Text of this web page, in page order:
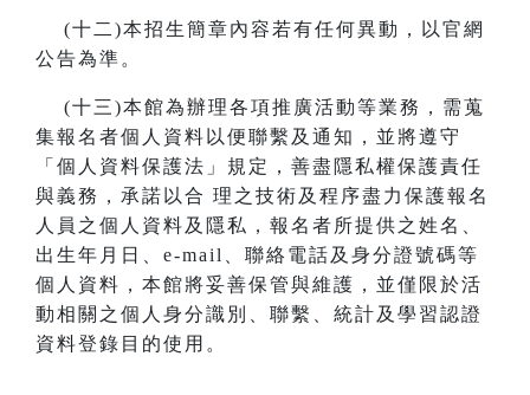
(十二)本招生簡章內容若有任何異動 ，
以官網
公告為準。
(十三)本館為辦理各項推廣活動等業務，需蒐
集報名者個人資料以便聯繫及通知，並將遵守
「個人資料保護法」規定，善盡隱私權保護責任
與義務，承諾以合 理之技術及程序盡力保護報名
人員之個人資料及隱私，報名者所提供之姓名、
出生年月日、 e-mail
、聯絡電話及身分證號碼等
個人資料，本館將妥善保管與維護，並僅限於活
動相關之個人身分識別、聯繫、統計及 學習認證
資料登錄目的使用。